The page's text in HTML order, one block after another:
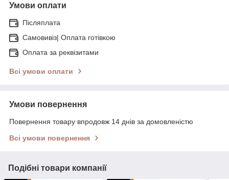
Умови оплати
Післяплата
Самовивіз| Оплата готівкою
Оплата за реквізитами
Всі умови оплати
Умови повернення
Повернення товару впродовж 14 днів за домовленістю
Всі умови повернення
Подібні товари компанії